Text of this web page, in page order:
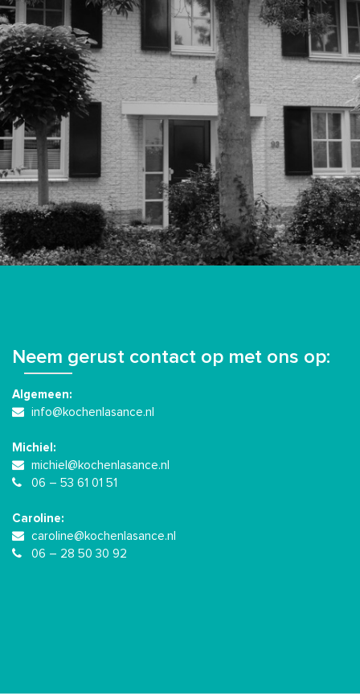
Neem gerust contact op met ons op:
Algemeen:
info@kochenlasance.nl
Michiel:
michiel@kochenlasance.nl
06 – 53 61 01 51
Caroline:
caroline@kochenlasance.nl
06 – 28 50 30 92